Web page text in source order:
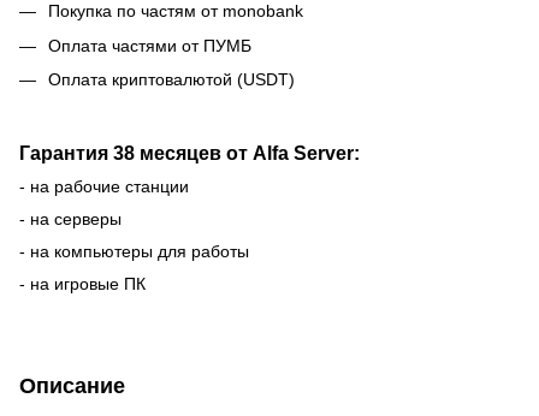
Покупка по частям от monobank
Оплата частями от ПУМБ
Оплата криптовалютой (USDT)
Гарантия 38 месяцев от Alfa Server:
- на рабочие станции
- на серверы
- на компьютеры для работы
- на игровые ПК
Описание